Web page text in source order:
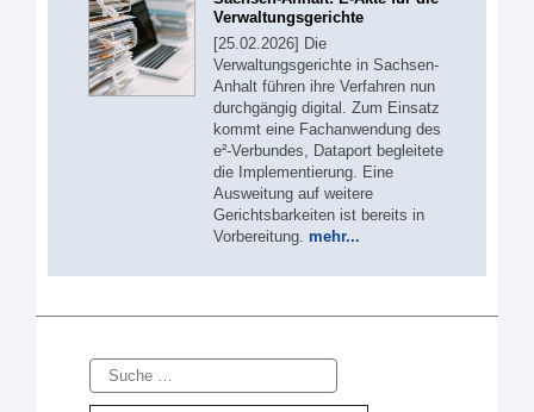
Verwaltungsgerichte
[25.02.2026] Die
Verwaltungsgerichte in Sachsen-
Anhalt führen ihre Verfahren nun
durchgängig digital. Zum Einsatz
kommt eine Fachanwendung des
e²-Verbundes, Dataport begleitete
die Implementierung. Eine
Ausweitung auf weitere
Gerichtsbarkeiten ist bereits in
Vorbereitung. mehr...
Suche